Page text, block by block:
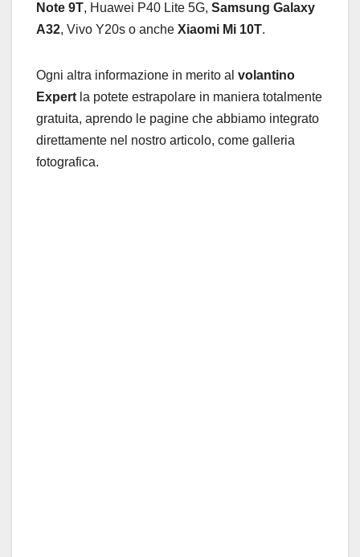
Note 9T, Huawei P40 Lite 5G, Samsung Galaxy
A32, Vivo Y20s o anche Xiaomi Mi 10T.
Ogni altra informazione in merito al volantino
Expert la potete estrapolare in maniera totalmente
gratuita, aprendo le pagine che abbiamo integrato
direttamente nel nostro articolo, come galleria
fotografica.